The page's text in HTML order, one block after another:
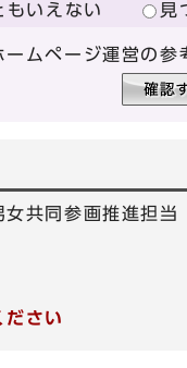
もいえない 見
ムページ運営の参
共同参画推進担当
ださい